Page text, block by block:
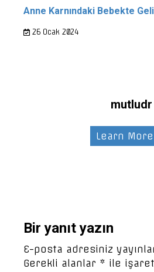
Anne Karnındaki Bebekte
26 Ocak 2024
mutludr
Learn
Bir yanıt yazın
E-posta adresiniz
Gerekli alanlar * ile